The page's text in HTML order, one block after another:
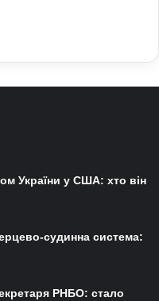
України у США: хто він
судинна система:
РНБО: стало